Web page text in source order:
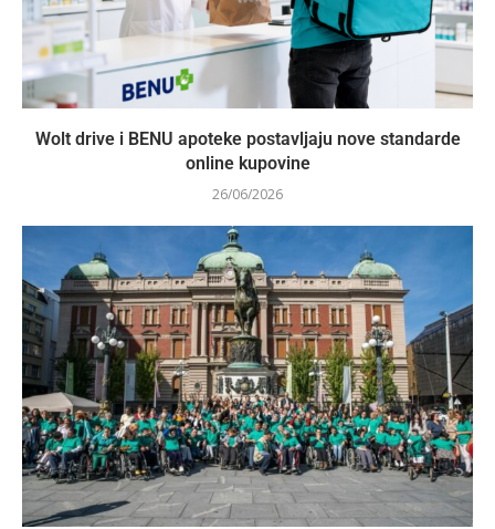
Wolt drive i BENU apoteke postavljaju nove standarde
online kupovine
26/06/2026